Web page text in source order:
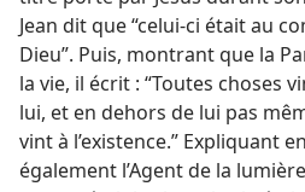
Jean dit que “celui-ci était au
Dieu”. Puis, montrant que la
la vie, il écrit : “Toutes choses
lui, et en dehors de lui pas
vint à l’existence.” Expliquant
également l’Agent de la